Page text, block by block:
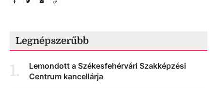
Legnépszerűbb
1.
Lemondott a Székesfehérvári Szakképzési
Centrum kancellárja